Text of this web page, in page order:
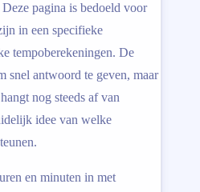
pagina is bedoeld voor
in een specifieke
tempoberekeningen. De
snel antwoord te geven, maar
nog steeds af van
idee van welke
en minuten in met